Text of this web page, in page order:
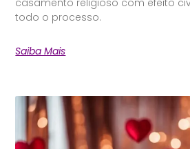
casamento religioso com efeito
todo o processo.
Saiba Mais